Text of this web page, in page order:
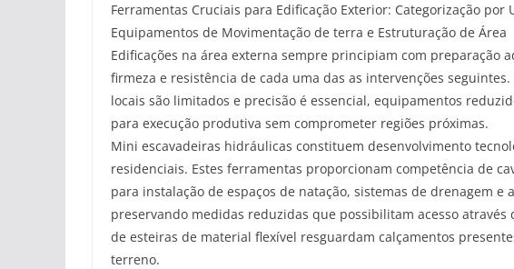
Ferramentas Cruciais para Edificação Exterior: Categorização por
Equipamentos de Movimentação de terra e Estruturação de Área
Edificações na área externa sempre principiam com preparação
firmeza e resistência de cada uma das as intervenções
locais são limitados e precisão é essencial, equipamentos
para execução produtiva sem comprometer regiões próximas.
Mini escavadeiras hidráulicas constituem desenvolvimento
residenciais. Estes ferramentas proporcionam competência de
para instalação de espaços de natação, sistemas de drenagem
preservando medidas reduzidas que possibilitam acesso
de esteiras de material flexível resguardam calçamentos
terreno.